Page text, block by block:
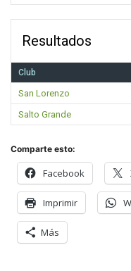
Resultados
Club
San Lorenzo
Salto Grande
Comparte esto:
Facebook
Imprimir
Más